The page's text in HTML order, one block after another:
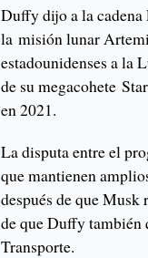
Duffy dijo a la cadena
la misión lunar
estadounidenses a la
de su megacohete
en 2021.
La disputa entre el
que mantienen
después de que
de que Duffy también
Transporte.